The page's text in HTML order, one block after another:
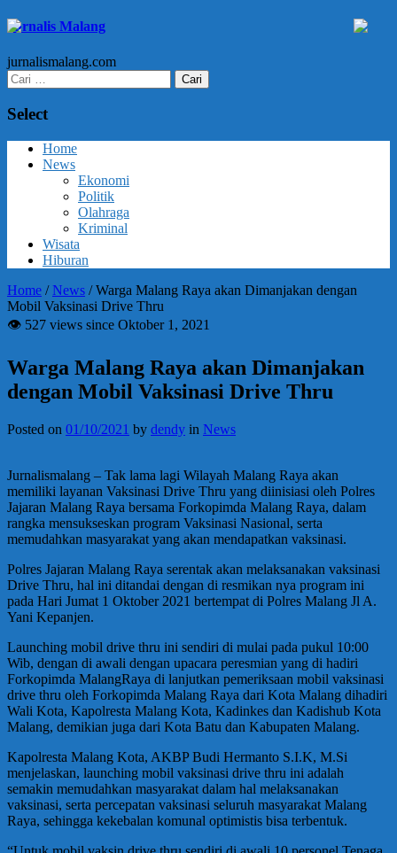
Jurnalis Malang
jurnalismalang.com
Cari
untuk:
Select
Home
News
Ekonomi
Politik
Olahraga
Kriminal
Wisata
Hiburan
Home /News /Warga Malang Raya akan Dimanjakan dengan
Mobil Vaksinasi Drive Thru
👁 527 views since Oktober 1, 2021
Warga Malang Raya akan Dimanjakan
dengan Mobil Vaksinasi Drive Thru
Posted on 01/10/2021 by dendy in News
Jurnalismalang – Tak lama lagi Wilayah Malang Raya akan
memiliki layanan Vaksinasi Drive Thru yang diinisiasi oleh Polres
Jajaran Malang Raya bersama Forkopimda Malang Raya, dalam
rangka mensukseskan program Vaksinasi Nasional, serta
memudahkan masyarakat yang akan mendapatkan vaksinasi.
Polres Jajaran Malang Raya serentak akan melaksanakan vaksinasi
Drive Thru, hal ini ditandai dengan di resmikan nya program ini
pada Hari Jumat 1 Oktober 2021 bertempat di Polres Malang Jl A.
Yani Kepanjen.
Launching mobil drive thru ini sendiri di mulai pada pukul 10:00
Wib, dengan di awali dengan upacara peresmian yang di hadiri
Forkopimda MalangRaya di lanjutkan pemeriksaan mobil vaksinasi
drive thru oleh Forkopimda Malang Raya dari Kota Malang dihadiri
Wali Kota, Kapolresta Malang Kota, Kadinkes dan Kadishub Kota
Malang, demikian juga dari Kota Batu dan Kabupaten Malang.
Kapolresta Malang Kota, AKBP Budi Hermanto S.I.K, M.Si
menjelaskan, launching mobil vaksinasi drive thru ini adalah
semakin memudahkan masyarakat dalam hal melaksanakan
vaksinasi, serta percepatan vaksinasi seluruh masyarakat Malang
Raya, sehingga kekebalan komunal optimistis bisa terbentuk.